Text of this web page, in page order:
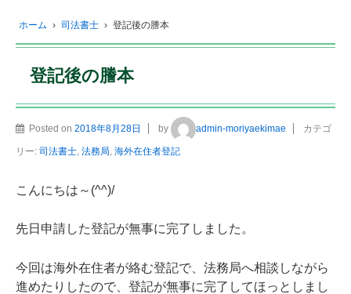
ホーム › 司法書士 › 登記後の謄本
登記後の謄本
Posted on 2018年8月28日 by admin-moriyaekimae カテゴ
リー: 司法書士, 法務局, 海外在住者登記
こんにちは～(^^)/
先日申請した登記が無事に完了しました。
今回は海外在住者が絡む登記で、法務局へ相談しながら
進めたりしたので、登記が無事に完了してほっとしまし